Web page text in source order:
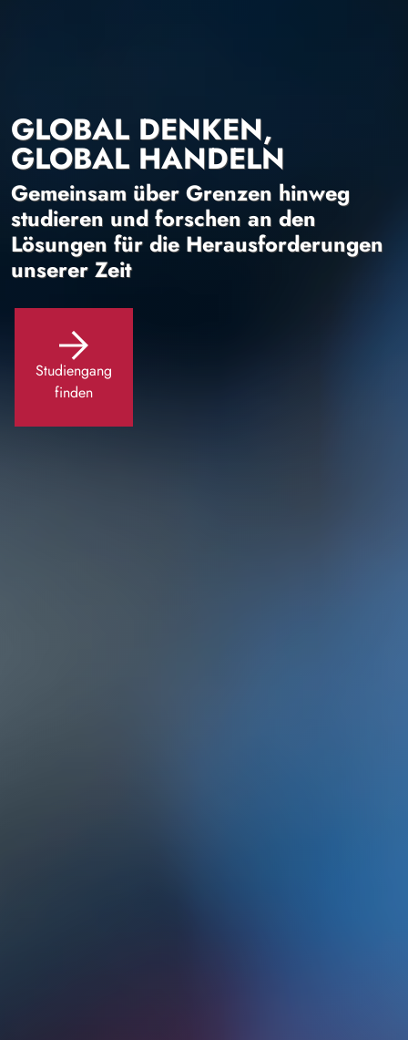
GLOBAL DENKEN,
GLOBAL HANDELN
Gemeinsam über Grenzen hinweg
studieren und forschen an den
Lösungen für die Herausforderungen
unserer Zeit
Studiengang
finden